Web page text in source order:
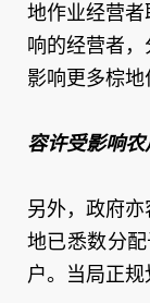
地作业经营
响的经营者
影响更多棕地
容许受影响农
另外，政府
地已悉数分
户。当局正